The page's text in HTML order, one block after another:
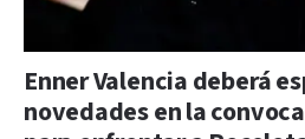
Enner Valencia deberá
novedades en la